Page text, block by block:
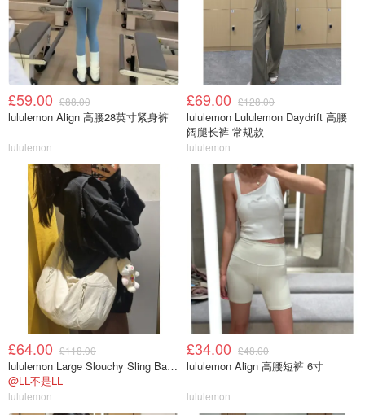
£59.00 £88.00
lululemon Align 高腰28英寸紧身裤
lululemon
£69.00 £128.00
lululemon Lululemon Daydrift 高腰
阔腿长裤 常规款
lululemon
£64.00 £118.00
lululemon Large Slouchy Sling Bag 13L
@LL不是LL
lululemon
£34.00 £48.00
lululemon Align 高腰短裤 6寸
lululemon